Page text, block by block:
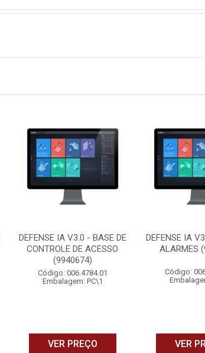
DEFENSE IA V3.0 - BASE DE
CONTROLE DE ACESSO
(9940674)
Código: 006.4784.01
Embalagem: PC\1
VER PREÇO
DEFENSE IA
ALARMES
Código:
VER